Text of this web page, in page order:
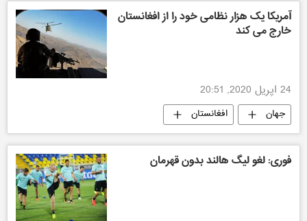
آمریکا یک هزار نظامی خود را از افغانستان
خارج می ‌کند
24 اپریل 2020, 20:51
جهان افغانستان
فوری: لغو لیگ هالند بدون قهرمان